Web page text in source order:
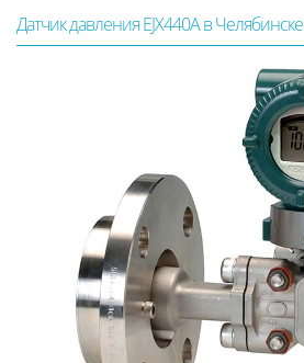
Датчик давления EJX440A в Челябинске